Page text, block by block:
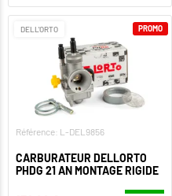
DELL'ORTO
Référence: L-DEL9856
CARBURATEUR DELLORTO
PHDG 21 AN MONTAGE RIGIDE
PROMO